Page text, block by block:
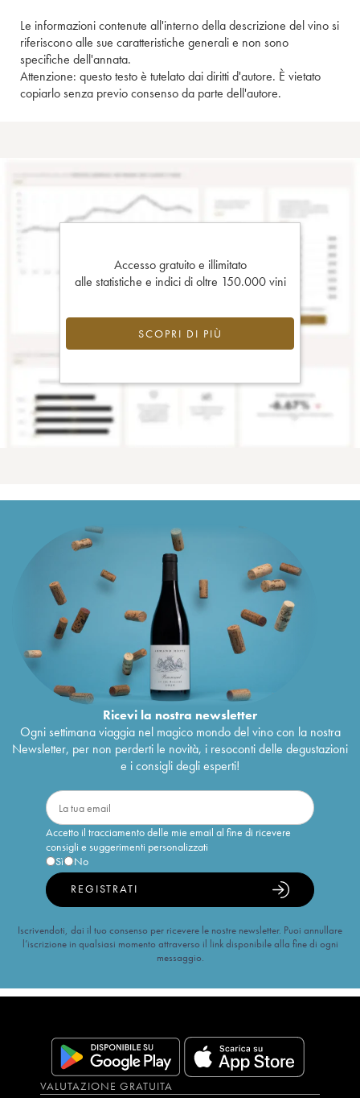
Le informazioni contenute all'interno della descrizione del vino si
riferiscono alle sue caratteristiche generali e non sono
specifiche dell'annata.
Attenzione: questo testo è tutelato dai diritti d'autore. È vietato
copiarlo senza previo consenso da parte dell'autore.
Accesso gratuito e illimitato
alle statistiche e indici di oltre 150.000 vini
SCOPRI DI PIÙ
Ricevi la nostra newsletter
Ogni settimana viaggia nel magico mondo del vino con la nostra
Newsletter, per non perderti le novità, i resoconti delle degustazioni
e i consigli degli esperti!
Accetto il tracciamento delle mie email al fine di ricevere
consigli e suggerimenti personalizzati
Sì
No
REGISTRATI
Iscrivendoti, dai il tuo consenso per ricevere le nostre newsletter. Puoi annullare
l’iscrizione in qualsiasi momento attraverso il link disponibile alla fine di ogni
messaggio.
VALUTAZIONE GRATUITA